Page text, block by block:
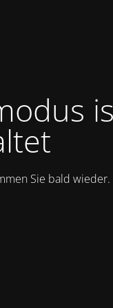
Sie bald wieder.